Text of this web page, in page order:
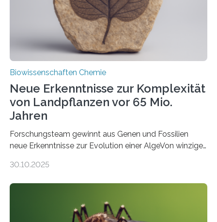
Studie wurde am 28. Oktober 2025 in der
Fachzeitschrift…
Biowissenschaften Chemie
Neue Erkenntnisse zur Komplexität
von Landpflanzen vor 65 Mio.
Jahren
Forschungsteam gewinnt aus Genen und Fossilien
neue Erkenntnisse zur Evolution einer AlgeVon winzigen
Landpflanzen zählen zu den komplexesten
Grünalgen, die vor Hunderten von Millionen Jahren
lebten. Unter den Vorfahren sticht eine Gruppe heraus,
30.10.2025